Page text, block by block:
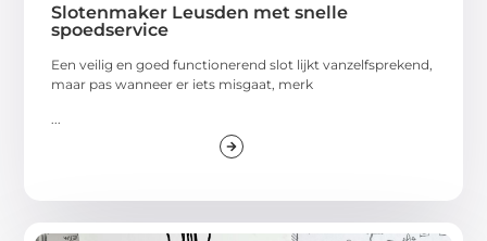
Slotenmaker Leusden met snelle
spoedservice
Een veilig en goed functionerend slot lijkt vanzelfsprekend,
maar pas wanneer er iets misgaat, merk
...